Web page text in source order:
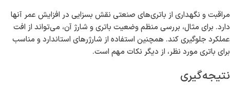
مراقبت و نگهداری از باتری‌های صنعتی نقش بسزایی در افزایش عمر آنها
دارد. برای مثال، بررسی منظم وضعیت باتری و شارژ آن، می‌تواند از افت
عملکرد جلوگیری کند. همچنین استفاده از شارژرهای استاندارد و مناسب
برای باتری مورد نظر، از دیگر نکات مهم است.
نتیجه‌گیری